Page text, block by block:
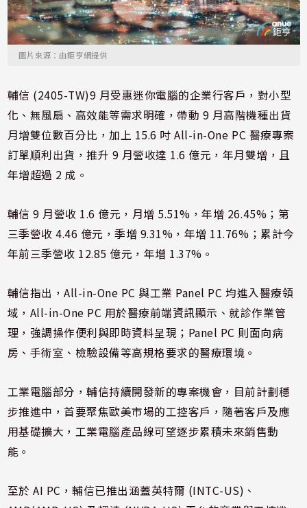
圖片來源：由鉅亨網提供
輔信 (2405-TW)9 月受惠迷你電腦的企業行客戶，對小型
化、無風扇、高效能等需求明確，帶動 9 月高階機種出貨
月增雙位數百分比，加上 15.6 吋 All-in-One PC 醫療專案
訂單順利出貨，推升 9 月營收達 1.6 億元，年月雙增，且
年增超過 2 成。
輔信 9 月營收 1.6 億元，月增 5.51%，年增 26.45%；第
三季營收 4.46 億元，季增 9.31%，年增 11.76%；累計今
年前三季營收 12.85 億元，年增 1.37%。
輔信指出，All-in-One PC 與工業 Panel PC 均進入醫療領
域，All-in-One PC 用於醫療前端資訊顯示、就診作業管
理，強調操作便利與即時資料呈現；Panel PC 則面向病
房、手術室、檢驗設備等高規格要求的醫療環境。
工業電腦部分，輔信持續開發新的專案機會，目前計劃穩
步推進中，首要聚焦歐美市場的工控客戶，隨著客戶及應
用基礎擴大，工業電腦產品線可望逐步累積未來銷售動
能。
至於 AI PC，輔信已推出涵蓋英特爾 (INTC-US)、